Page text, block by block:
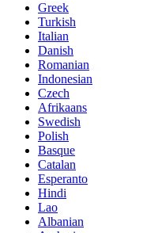
Greek
Turkish
Italian
Danish
Romanian
Indonesian
Czech
Afrikaans
Swedish
Polish
Basque
Catalan
Esperanto
Hindi
Lao
Albanian